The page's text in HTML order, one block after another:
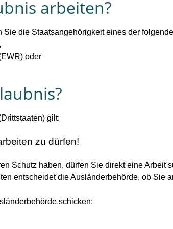
arbeiten?
die Staatsangehörigkeit eines der
oder
gilt:
zu dürfen!
Schutz haben, dürfen Sie direkt eine Arbeit
entscheidet die Ausländerbehörde, ob Sie
schicken: